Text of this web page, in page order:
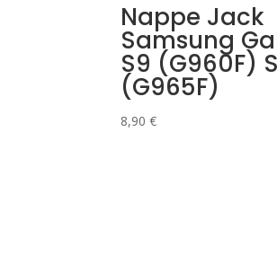
Nappe Jack
Samsung
S9 (G960F)
(G965F)
8,90€